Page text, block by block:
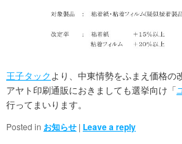
王子タックより、中東情勢をふまえ価格の
アヤト印刷通販におきましても選挙向け「
行ってまいります。
Posted in お知らせ | Leave a reply